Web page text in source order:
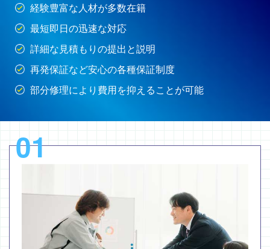
経験豊富な人材が多数在籍
最短即日の迅速な対応
詳細な見積もりの提出と説明
再発保証など安心の各種保証制度
部分修理により費用を抑えることが可能
01